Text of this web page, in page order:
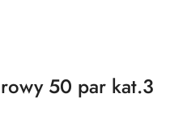
50 par kat.3